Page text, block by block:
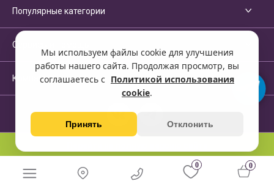
Мы используем файлы cookie для улучшения
работы нашего сайта. Продолжая просмотр, вы
соглашаетесь с Политикой использования
cookie.
Принять Отклонить
Популярные категории
Сервисы и помощь
Компания
0 0